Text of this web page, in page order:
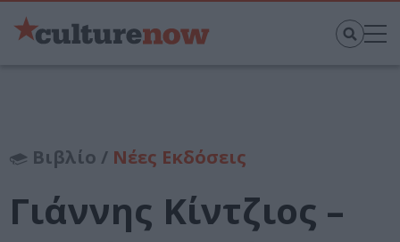
Βιβλίο / Νέες Εκδόσεις
Γιάννης Κίντζιος –